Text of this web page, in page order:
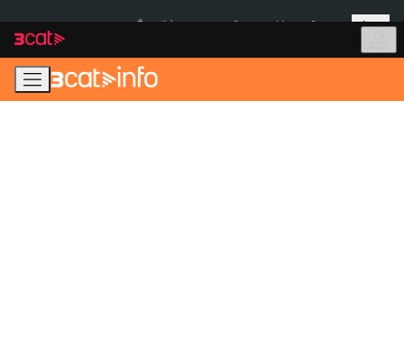
navegació
principal
contingut
Més